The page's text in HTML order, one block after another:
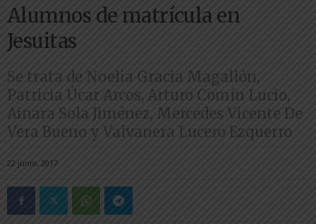
Alumnos de matrícula en
Jesuitas
Se trata de Noelia Gracia Magallón,
Patricia Úcar Arcos, Arturo Comín Lucio,
Ainara Sola Jiménez, Mercedes Vicente De
Vera Bueno y Valvanera Lucero Ezquerro
22 junio, 2017